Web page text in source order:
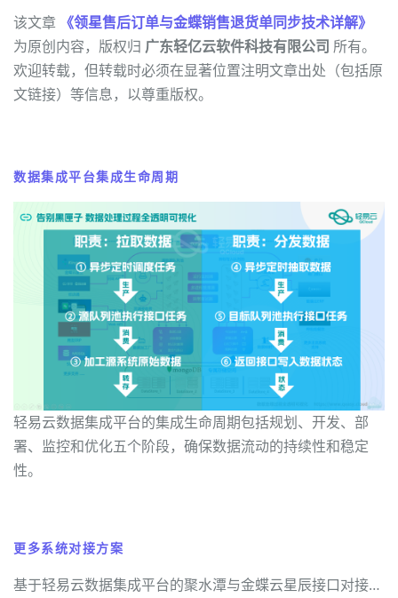
该文章 《领星售后订单与金蝶销售退货单同步技术详解》
为原创内容，版权归 广东轻亿云软件科技有限公司 所有。
欢迎转载，但转载时必须在显著位置注明文章出处（包括原
文链接）等信息，以尊重版权。
数据集成平台集成生命周期
轻易云数据集成平台的集成生命周期包括规划、开发、部
署、监控和优化五个阶段，确保数据流动的持续性和稳定
性。
更多系统对接方案
基于轻易云数据集成平台的聚水潭与金蝶云星辰接口对接解决方案